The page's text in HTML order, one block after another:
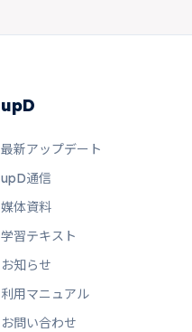
upD
最新アップデート
upD通信
媒体資料
学習テキスト
お知らせ
利用マニュアル
お問い合わせ